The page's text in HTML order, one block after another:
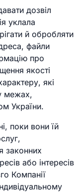
дозвіл
уклала
й обробляти
файли
про
якості
які
межах,
України.
поки вони їй
законних
або інтересів
Компанії